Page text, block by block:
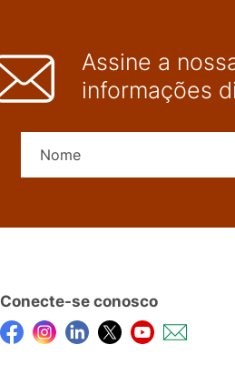
Assine a
informações
Conecte-se conosco